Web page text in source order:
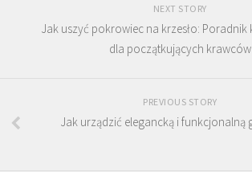
NEXT STORY
Jak uszyć pokrowiec na krzesło:
dla początkujących krawców
PREVIOUS STORY
Jak urządzić elegancką i funkcjonalną